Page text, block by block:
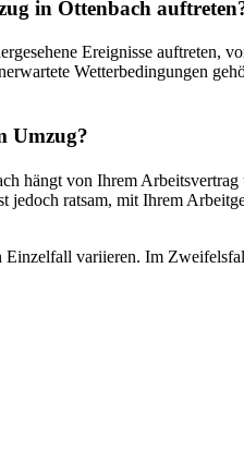
in Ottenbach
Ereignisse auftreten,
Wetterbedingungen
Umzug?
hängt von Ihrem
jedoch ratsam, mit Ihrem
variieren. Im